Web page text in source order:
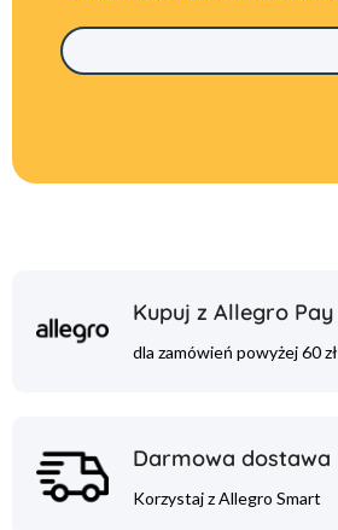
Kupuj z Allegro Pay
dla zamówień powyżej 60 zł
Darmowa dostawa
Korzystaj z Allegro Smart